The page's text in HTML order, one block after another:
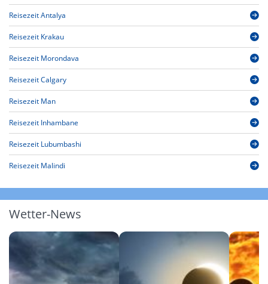
Reisezeit Antalya
Reisezeit Krakau
Reisezeit Morondava
Reisezeit Calgary
Reisezeit Man
Reisezeit Inhambane
Reisezeit Lubumbashi
Reisezeit Malindi
Wetter-News